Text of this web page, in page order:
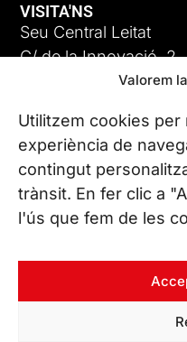
Valorem
Utilitzem cookies per
experiència de
contingut
trànsit. En fer clic a
l'ús que fem de les
VISITA'NS
Seu Central Leitat
C/ de la Innovació, 2
08225 Terrassa,
Coneix les nostres
CONTACTA’NS
Tel. (+34) 937 882